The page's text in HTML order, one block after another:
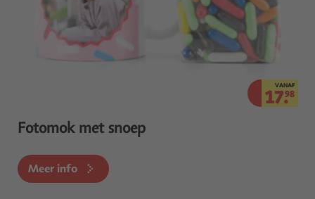
VANAF
17.98
Fotomok met snoep
Meer info